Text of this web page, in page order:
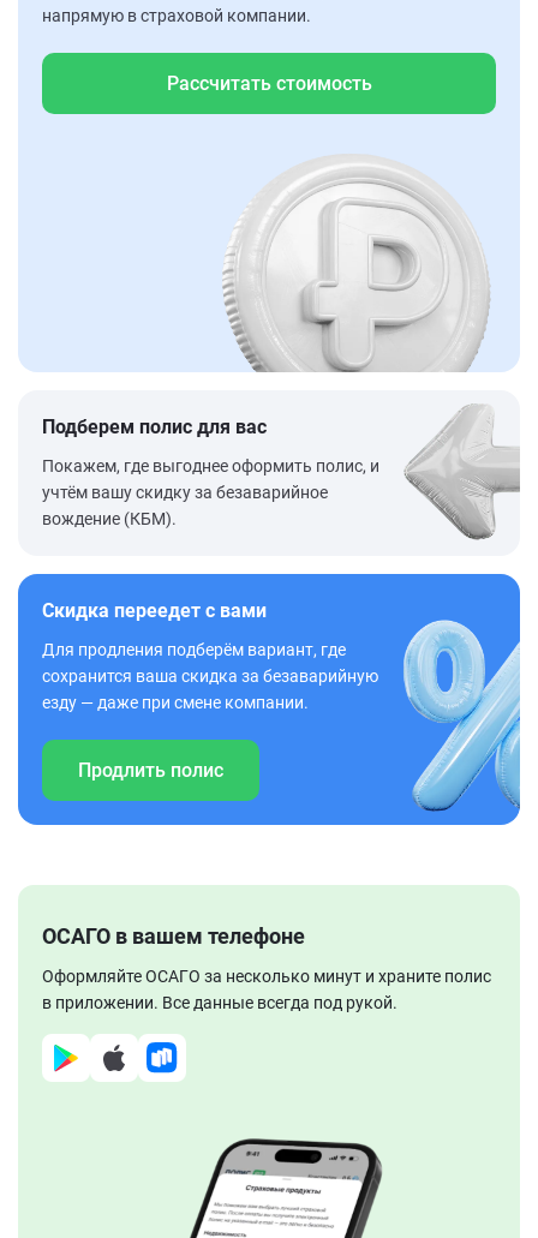
напрямую в страховой компании.
Рассчитать стоимость
Подберем полис для вас
Покажем, где выгоднее оформить полис, и
учтём вашу скидку за безаварийное
вождение (КБМ).
Скидка переедет с вами
Для продления подберём вариант, где
сохранится ваша скидка за безаварийную
езду — даже при смене компании.
Продлить полис
ОСАГО в вашем телефоне
Оформляйте ОСАГО за несколько минут и храните полис
в приложении. Все данные всегда под рукой.